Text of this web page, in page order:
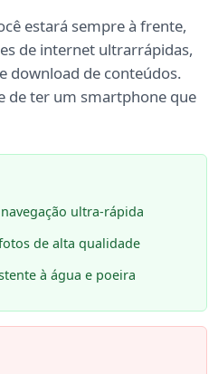
estará sempre à frente,
de internet ultrarrápidas,
download de conteúdos.
de ter um smartphone que
ultra-rápida
de alta qualidade
à água e poeira